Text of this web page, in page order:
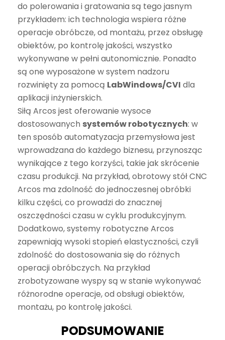
do polerowania i gratowania są tego jasnym
przykładem: ich technologia wspiera różne
operacje obróbcze, od montażu, przez obsługę
obiektów, po kontrolę jakości, wszystko
wykonywane w pełni autonomicznie. Ponadto
są one wyposażone w system nadzoru
rozwinięty za pomocą LabWindows/CVI dla
aplikacji inżynierskich.
Siłą Arcos jest oferowanie wysoce
dostosowanych systemów robotycznych: w
ten sposób automatyzacja przemysłowa jest
wprowadzana do każdego biznesu, przynosząc
wynikające z tego korzyści, takie jak skrócenie
czasu produkcji. Na przykład, obrotowy stół CNC
Arcos ma zdolność do jednoczesnej obróbki
kilku części, co prowadzi do znacznej
oszczędności czasu w cyklu produkcyjnym.
Dodatkowo, systemy robotyczne Arcos
zapewniają wysoki stopień elastyczności, czyli
zdolność do dostosowania się do różnych
operacji obróbczych. Na przykład
zrobotyzowane wyspy są w stanie wykonywać
różnorodne operacje, od obsługi obiektów,
montażu, po kontrolę jakości.
PODSUMOWANIE